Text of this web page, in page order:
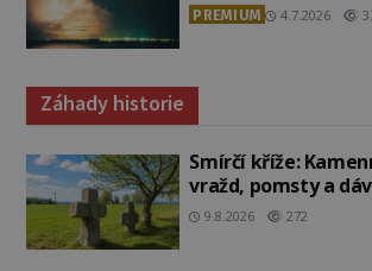
PREMIUM 4.7.2026
Záhady historie
Smírčí kříže:
vražd, pomsty a
9.8.2026 272